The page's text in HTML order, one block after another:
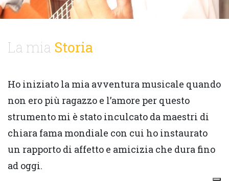
La mia Storia
Ho iniziato la mia avventura musicale quando
non ero più ragazzo e l’amore per questo
strumento mi è stato inculcato da maestri di
chiara fama mondiale con cui ho instaurato
un rapporto di affetto e amicizia che dura fino
ad oggi.